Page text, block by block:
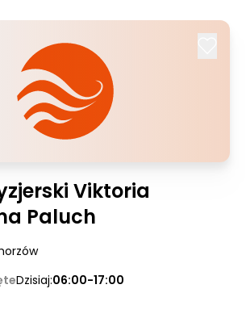
Viktoria
Paluch
Dzisiaj:06:00-17:00